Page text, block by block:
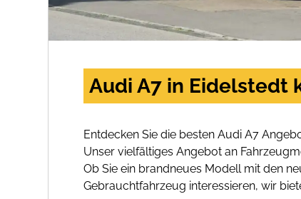
Audi A7 in Eidelstedt
Entdecken Sie die besten Audi A7
Unser vielfältiges Angebot an
Ob Sie ein brandneues Modell mit den
Gebrauchtfahrzeug interessieren, wir